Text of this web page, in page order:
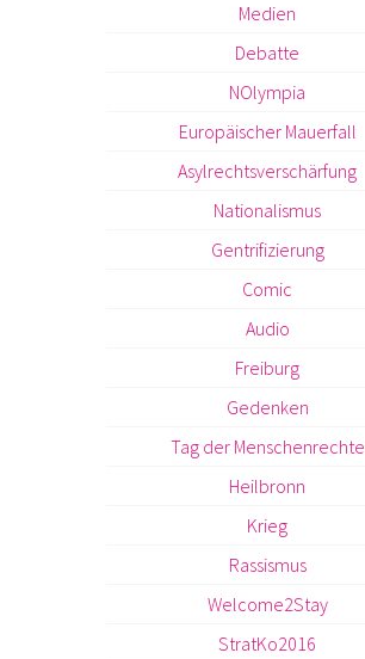
Medien
Debatte
NOlympia
Europäischer Mauerfall
Asylrechtsverschärfung
Nationalismus
Gentrifizierung
Comic
Audio
Freiburg
Gedenken
Tag der Menschenrechte
Heilbronn
Krieg
Rassismus
Welcome2Stay
StratKo2016